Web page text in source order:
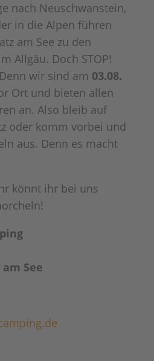
nach Neuschwanstein,
in die Alpen führen
am See zu den
Allgäu. Doch STOP!
wir sind am 03.08.
Ort und bieten allen
an. Also bleib auf
oder komm vorbei und
aus. Denn es macht
könnt ihr bei uns
See